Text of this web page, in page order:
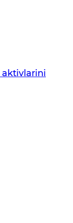
aktivlarini